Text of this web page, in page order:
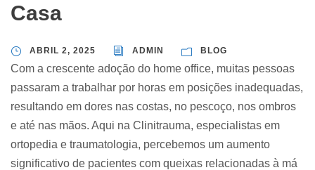
Casa
ABRIL 2, 2025 ADMIN BLOG
Com a crescente adoção do home office, muitas pessoas
passaram a trabalhar por horas em posições inadequadas,
resultando em dores nas costas, no pescoço, nos ombros
e até nas mãos. Aqui na Clinitrauma, especialistas em
ortopedia e traumatologia, percebemos um aumento
significativo de pacientes com queixas relacionadas à má